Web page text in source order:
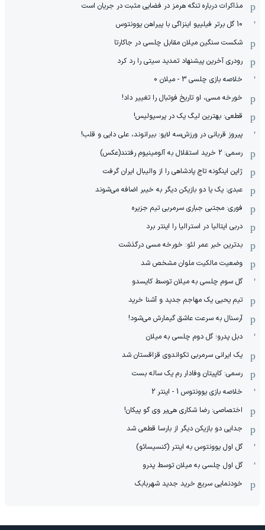
مذاکرات درباره تنگه هرمز در فضایی مثبت در جریان است
10 گل برتر فیلیپو اینزاگی با پیراهن یوونتوس
شکست سنگین میلان مقابل چلسی در جاکارتا
رودری آخرین پیشنهاد تمدید سیتی را رد کرد
خلاصه بازی چلسی 3 - میلان 0
خورخه مسی، او تاریخ فوتبال را تغییر داد!
قطعی: بهترین لیگ یک در پرسپولیس!
پیروز قربانی در ورزش‌سه لایو: بیرانوند، علی دایی و قلب!
رسمی: 2 خرید استقلال به آلومینیوم رفتند(عکس)
ژاپن اینگونه تاج پادشاهی را از والیبال ایران گرفت
عبدی: یک یا دو بازیکن دیگر به خیبر اضافه می‌شوند
فوری: مجتبی جباری سرمربی تیم جزیره
دربی ایتالیا در استرالیا را اینتر برد
بدترین خبر عمر لئو: خورخه مسی درگذشت
وضعیت مالکیت ملوان مشخص شد
گل سوم چلسی به میلان توسط کایسدو
تیم یحیی یک مهاجم جدید و آشنا خرید
آرسنال به سرعت عاشق گیمارش می‌شود!
دبل پدرو؛ گل دوم چلسی به میلان
یک ایرانی سرمربی تکواندوی قزاقستان شد
رسمی: کاپیتان وفادار رم یک ساله بست
خلاصه بازی یوونتوس 1 - اینتر 2
اختصاصی: رضا شکاری هی‌یر وی‌ گو پیکان!
جدایی دو بازیکن دیگر از بارسا قطعی شد
گل اول یوونتوس به اینتر (کنسیسائو)
گل اول چلسی به میلان توسط پدرو
خودنمایی سریع خرید جدید شهربابک